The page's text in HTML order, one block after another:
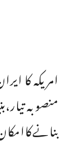
امریکہ کا
منصوبہ